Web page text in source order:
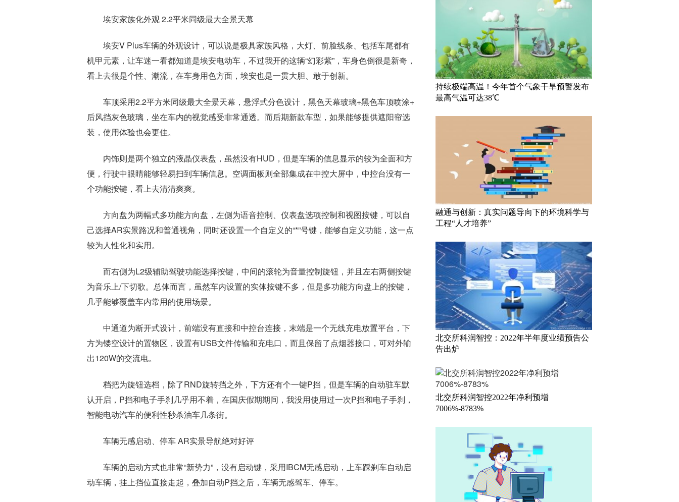
埃安家族化外观 2.2平米同级最大全景天幕
埃安V Plus车辆的外观设计，可以说是极具家族风格，大灯、前脸线条、包括车尾都有
机甲元素，让车迷一看都知道是埃安电动车，不过我开的这辆“幻彩紫”，车身色倒很是新奇，
看上去很是个性、潮流，在车身用色方面，埃安也是一贯大胆、敢于创新。
车顶采用2.2平方米同级最大全景天幕，悬浮式分色设计，黑色天幕玻璃+黑色车顶喷涂+
后风挡灰色玻璃，坐在车内的视觉感受非常通透。而后期新款车型，如果能够提供遮阳帘选
装，使用体验也会更佳。
内饰则是两个独立的液晶仪表盘，虽然没有HUD，但是车辆的信息显示的较为全面和方
便，行驶中眼睛能够轻易扫到车辆信息。空调面板则全部集成在中控大屏中，中控台没有一
个功能按键，看上去清清爽爽。
方向盘为两幅式多功能方向盘，左侧为语音控制、仪表盘选项控制和视图按键，可以自
己选择AR实景路况和普通视角，同时还设置一个自定义的“*”号键，能够自定义功能，这一点
较为人性化和实用。
而右侧为L2级辅助驾驶功能选择按键，中间的滚轮为音量控制旋钮，并且左右两侧按键
为音乐上/下切歌。总体而言，虽然车内设置的实体按键不多，但是多功能方向盘上的按键，
几乎能够覆盖车内常用的使用场景。
中通道为断开式设计，前端没有直接和中控台连接，末端是一个无线充电放置平台，下
方为镂空设计的置物区，设置有USB文件传输和充电口，而且保留了点烟器接口，可对外输
出120W的交流电。
档把为旋钮选档，除了RND旋转挡之外，下方还有个一键P挡，但是车辆的自动驻车默
认开启，P挡和电子手刹几乎用不着，在国庆假期期间，我没用使用过一次P挡和电子手刹，
智能电动汽车的便利性秒杀油车几条街。
车辆无感启动、停车 AR实景导航绝对好评
车辆的启动方式也非常“新势力”，没有启动键，采用IBCM无感启动，上车踩刹车自动启
动车辆，挂上挡位直接走起，叠加自动P挡之后，车辆无感驾车、停车。
持续极端高温！今年首个气象干旱预警发布
最高气温可达38℃
融通与创新：真实问题导向下的环境科学与
工程“人才培养”
北交所科润智控：2022年半年度业绩预告公
告出炉
北交所科润智控2022年净利预增
7006%-8783%